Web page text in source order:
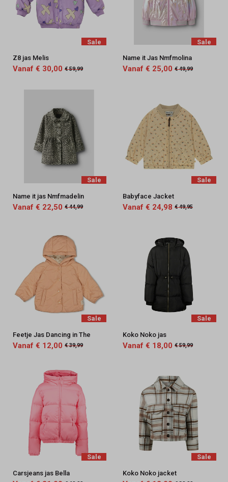
Sale
Z8 jas Melis
Vanaf € 30,00 € 59,99
Sale
Name it Jas Nmfmolina
Vanaf € 25,00 € 49,99
Sale
Name it jas Nmfmadelin
Vanaf € 22,50 € 44,99
Sale
Babyface Jacket
Vanaf € 24,98 € 49,95
Sale
Feetje Jas Dancing in The
Vanaf € 12,00 € 39,99
Sale
Koko Noko jas
Vanaf € 18,00 € 59,99
Sale
Carsjeans jas Bella
Sale
Koko Noko jacket